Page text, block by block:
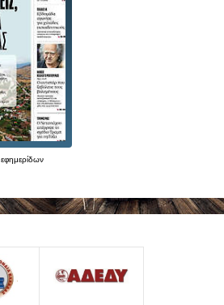
εφημερίδων